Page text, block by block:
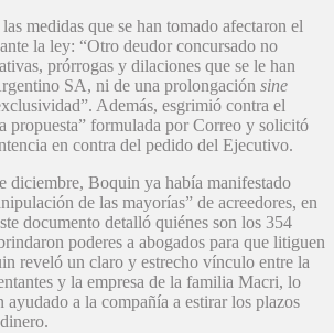
medidas que se han tomado afectaron el
la ley: “Otro deudor concursado no
prórrogas y dilaciones que se le han
SA, ni de una prolongación sine
Además, esgrimió contra el
propuesta” formulada por Correo y solicitó
en contra del pedido del Ejecutivo.
diciembre, Boquin ya había manifestado
de las mayorías” de acreedores, en
documento detalló quiénes son los 354
poderes a abogados para que litiguen
reveló un claro y estrecho vínculo entre la
y la empresa de la familia Macri, lo
ayudado a la compañía a estirar los plazos